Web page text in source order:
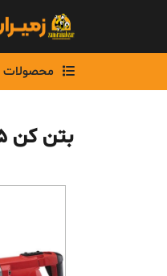
محصولات
بتن کن 5شیار میلواکی مدل 900S